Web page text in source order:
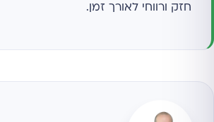
חזק ורווחי לאורך זמן.